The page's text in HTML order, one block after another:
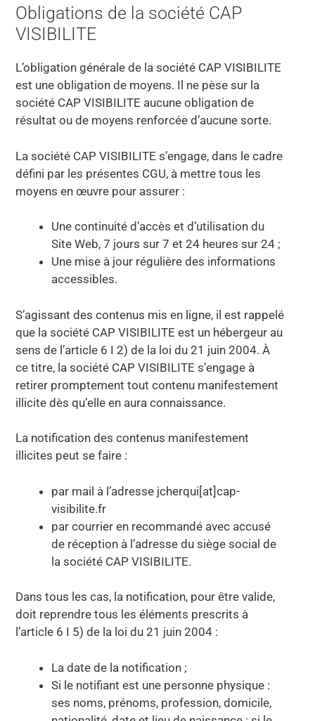
Obligations de la société CAP
VISIBILITE
L’obligation générale de la société CAP VISIBILITE
est une obligation de moyens. Il ne pèse sur la
société CAP VISIBILITE aucune obligation de
résultat ou de moyens renforcée d’aucune sorte.
La société CAP VISIBILITE s’engage, dans le cadre
défini par les présentes CGU, à mettre tous les
moyens en œuvre pour assurer :
Une continuité d’accès et d’utilisation du
Site Web, 7 jours sur 7 et 24 heures sur 24 ;
Une mise à jour régulière des informations
accessibles.
S’agissant des contenus mis en ligne, il est rappelé
que la société CAP VISIBILITE est un hébergeur au
sens de l’article 6 I 2) de la loi du 21 juin 2004. À
ce titre, la société CAP VISIBILITE s’engage à
retirer promptement tout contenu manifestement
illicite dès qu’elle en aura connaissance.
La notification des contenus manifestement
illicites peut se faire :
par mail à l’adresse jcherqui[at]cap-
visibilite.fr
par courrier en recommandé avec accusé
de réception à l’adresse du siège social de
la société CAP VISIBILITE.
Dans tous les cas, la notification, pour être valide,
doit reprendre tous les éléments prescrits à
l’article 6 I 5) de la loi du 21 juin 2004 :
La date de la notification ;
Si le notifiant est une personne physique :
ses noms, prénoms, profession, domicile,